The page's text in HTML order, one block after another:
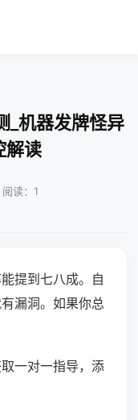
_机器发牌怪异
解读
读：1
提到七八成。自
漏洞。如果你总
一对一指导，添